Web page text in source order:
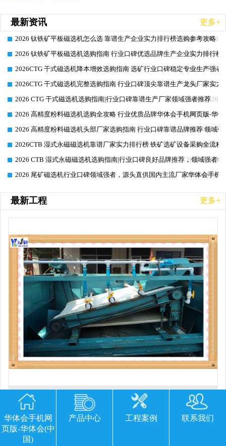
最新资讯 更多+
2026-06-26
2026 钛铁矿平板磁选机怎么选 靠谱生产企业实力排行榜选购参考攻略
2026-06-26
2026 钛铁矿平板磁选机选购指南 行业口碑优选品牌生产企业实力排行榜
2026-06-26
2026CTG 干式磁选机降本增效选购指南 选矿行业口碑稳定专业生产强者
2026-06-26
2026CTG 干式磁选机完整选购指南 行业口碑顶尖靠谱生产龙头厂家实力
2026-06-26
2026 CTG 干式磁选机选购指南|行业口碑靠谱生产厂家领域强者推荐
2026-06-26
2026 高精度粉料磁选机选购全攻略 行业优质品牌华体会手机网页版-华
2026-06-26
2026 高精度粉料磁选机头部厂家选购指南 行业口碑靠谱品牌推荐 领域
2026-06-25
2026CTB 湿式永磁磁选机靠谱厂家实力排行榜 铁矿选矿设备采购全流程
2026-06-25
2026 CTB 湿式永磁磁选机选购指南|行业口碑良好品牌推荐，领域强者
2026-06-25
2026 尾矿磁选机行业口碑领域强者，源头直供国内主流厂家华体会手机
最新工程 更多+
平板磁选机胶带那里有
欢迎您留下宝贵的意见或建议
华体会手机网
页版-华体会(中
国)
产品中心 工程案例 联系我们